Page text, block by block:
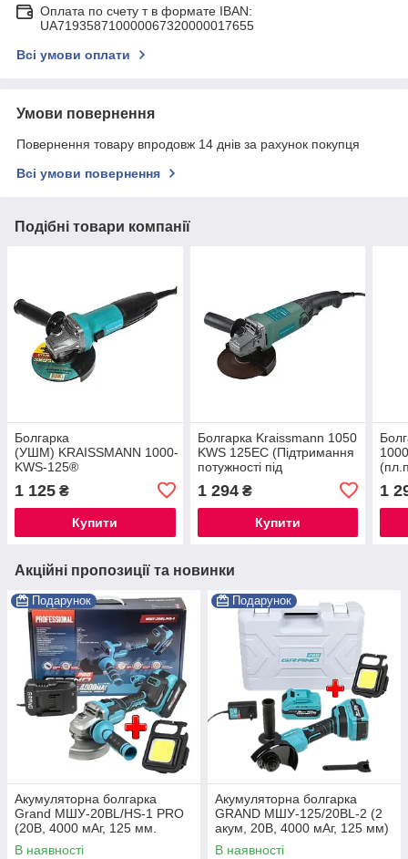
Оплата по счету т в формате IBAN:
UA719358710000067320000017655
Всі умови оплати
Умови повернення
Повернення товару впродовж 14 днів за рахунок покупця
Всі умови повернення
Подібні товари компанії
Болгарка
(УШМ) KRAISSMANN 1000-
KWS-125®
1 125 ₴
Купити
Болгарка Kraissmann 1050
KWS 125EC (Підтримання
потужності під
1 294₴
Купити
1
Акційні пропозиції та новинки
Подарунок
Акумуляторна болгарка
Grand МШУ-20BL/HS-1 PRO
(20В, 4000 мАг, 125 мм.
ЧЕХІЯ)
В наявності
Подарунок
Акумуляторна болгарка
GRAND МШУ-125/20BL-2 (2
акум, 20В, 4000 мАг, 125 мм)
В наявності